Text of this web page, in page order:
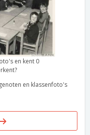
en kent 0
en klassenfoto's